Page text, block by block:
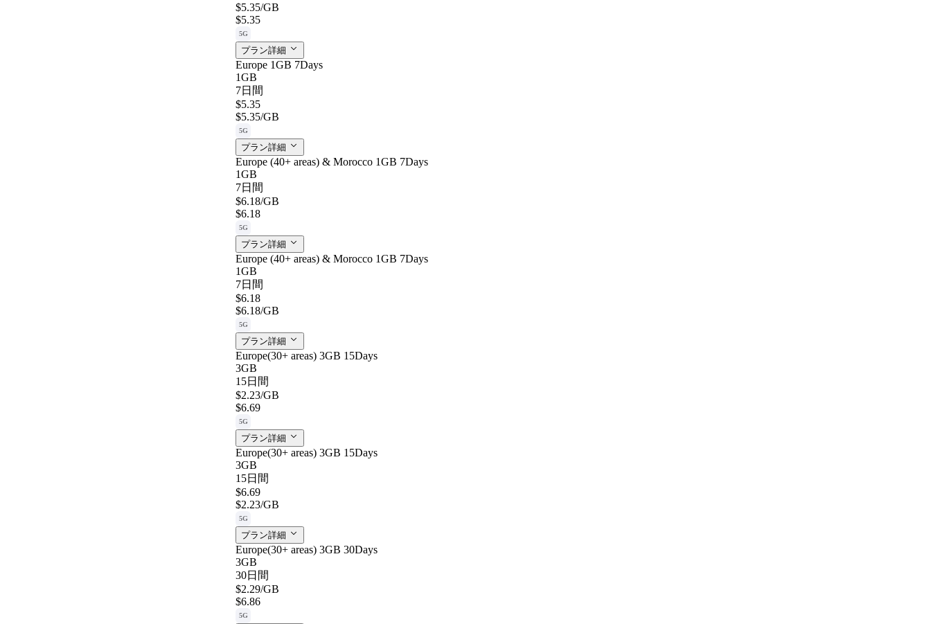
$5.35/GB
$5.35
5G
プラン詳細
Europe 1GB 7Days
1GB
7日間
$5.35
$5.35/GB
5G
プラン詳細
Europe (40+ areas) & Morocco 1GB 7Days
1GB
7日間
$6.18/GB
$6.18
5G
プラン詳細
Europe (40+ areas) & Morocco 1GB 7Days
1GB
7日間
$6.18
$6.18/GB
5G
プラン詳細
Europe(30+ areas) 3GB 15Days
3GB
15日間
$2.23/GB
$6.69
5G
プラン詳細
Europe(30+ areas) 3GB 15Days
3GB
15日間
$6.69
$2.23/GB
5G
プラン詳細
Europe(30+ areas) 3GB 30Days
3GB
30日間
$2.29/GB
$6.86
5G